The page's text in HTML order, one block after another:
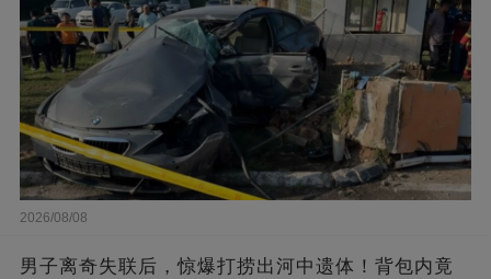
2026/08/08
男子离奇失联后，惊爆打捞出河中遗体！背包内竟